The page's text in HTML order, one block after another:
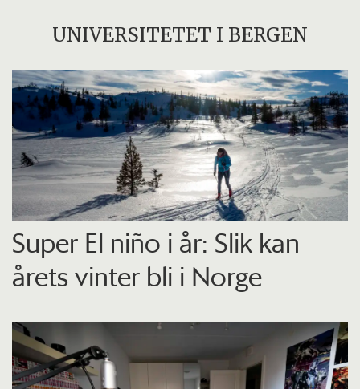
UNIVERSITETET I BERGEN
Super El niño i år: Slik kan
årets vinter bli i Norge